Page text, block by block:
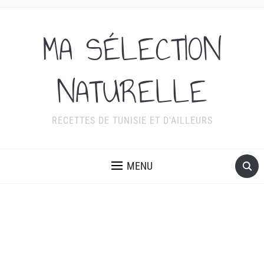
MA SÉLECTION
NATURELLE
RECETTES DE TUNISIE ET D'AILLEURS
MENU